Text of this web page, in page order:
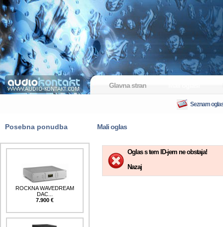
Glavna stran
Seznam
Posebna ponudba
ROCKNA WAVEDREAM
DAC...
7.900 €
Mali oglas
Oglas s tem ID-jem ne obstaja!
Nazaj